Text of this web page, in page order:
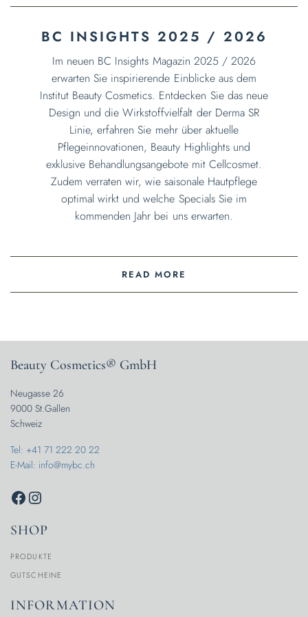
BC INSIGHTS 2025 / 2026
Im neuen BC Insights Magazin 2025 / 2026
erwarten Sie inspirierende Einblicke aus dem
Institut Beauty Cosmetics. Entdecken Sie das neue
Design und die Wirkstoffvielfalt der Derma SR
Linie, erfahren Sie mehr über aktuelle
Pflegeinnovationen, Beauty Highlights und
exklusive Behandlungsangebote mit Cellcosmet.
Zudem verraten wir, wie saisonale Hautpflege
optimal wirkt und welche Specials Sie im
kommenden Jahr bei uns erwarten.
READ MORE
Beauty Cosmetics® GmbH
Neugasse 26
9000 St.Gallen
Schweiz
Tel: +41 71 222 20 22
E-Mail: info@mybc.ch
SHOP
PRODUKTE
GUTSCHEINE
INFORMATION